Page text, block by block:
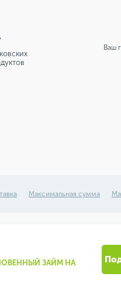
Ваш
Максимальная сумма
ЗАЙМ НА